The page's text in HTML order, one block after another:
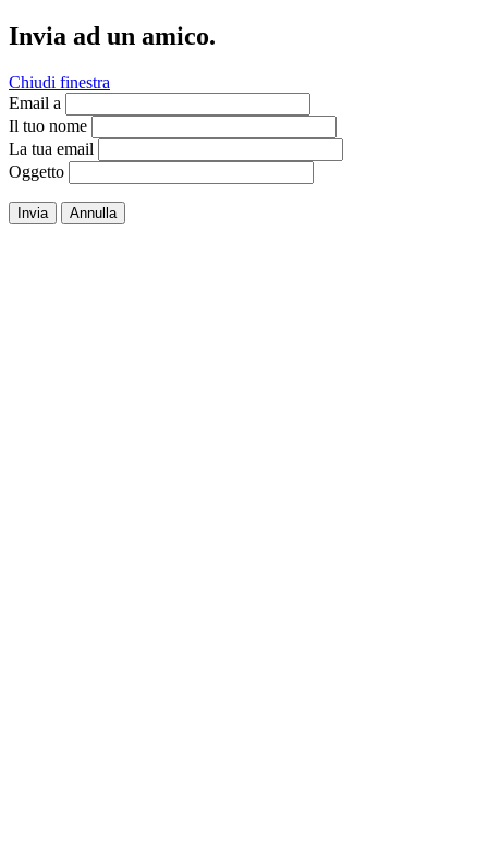
Invia ad un amico.
Chiudi finestra
Email a
Il tuo nome
La tua email
Oggetto
Invia Annulla